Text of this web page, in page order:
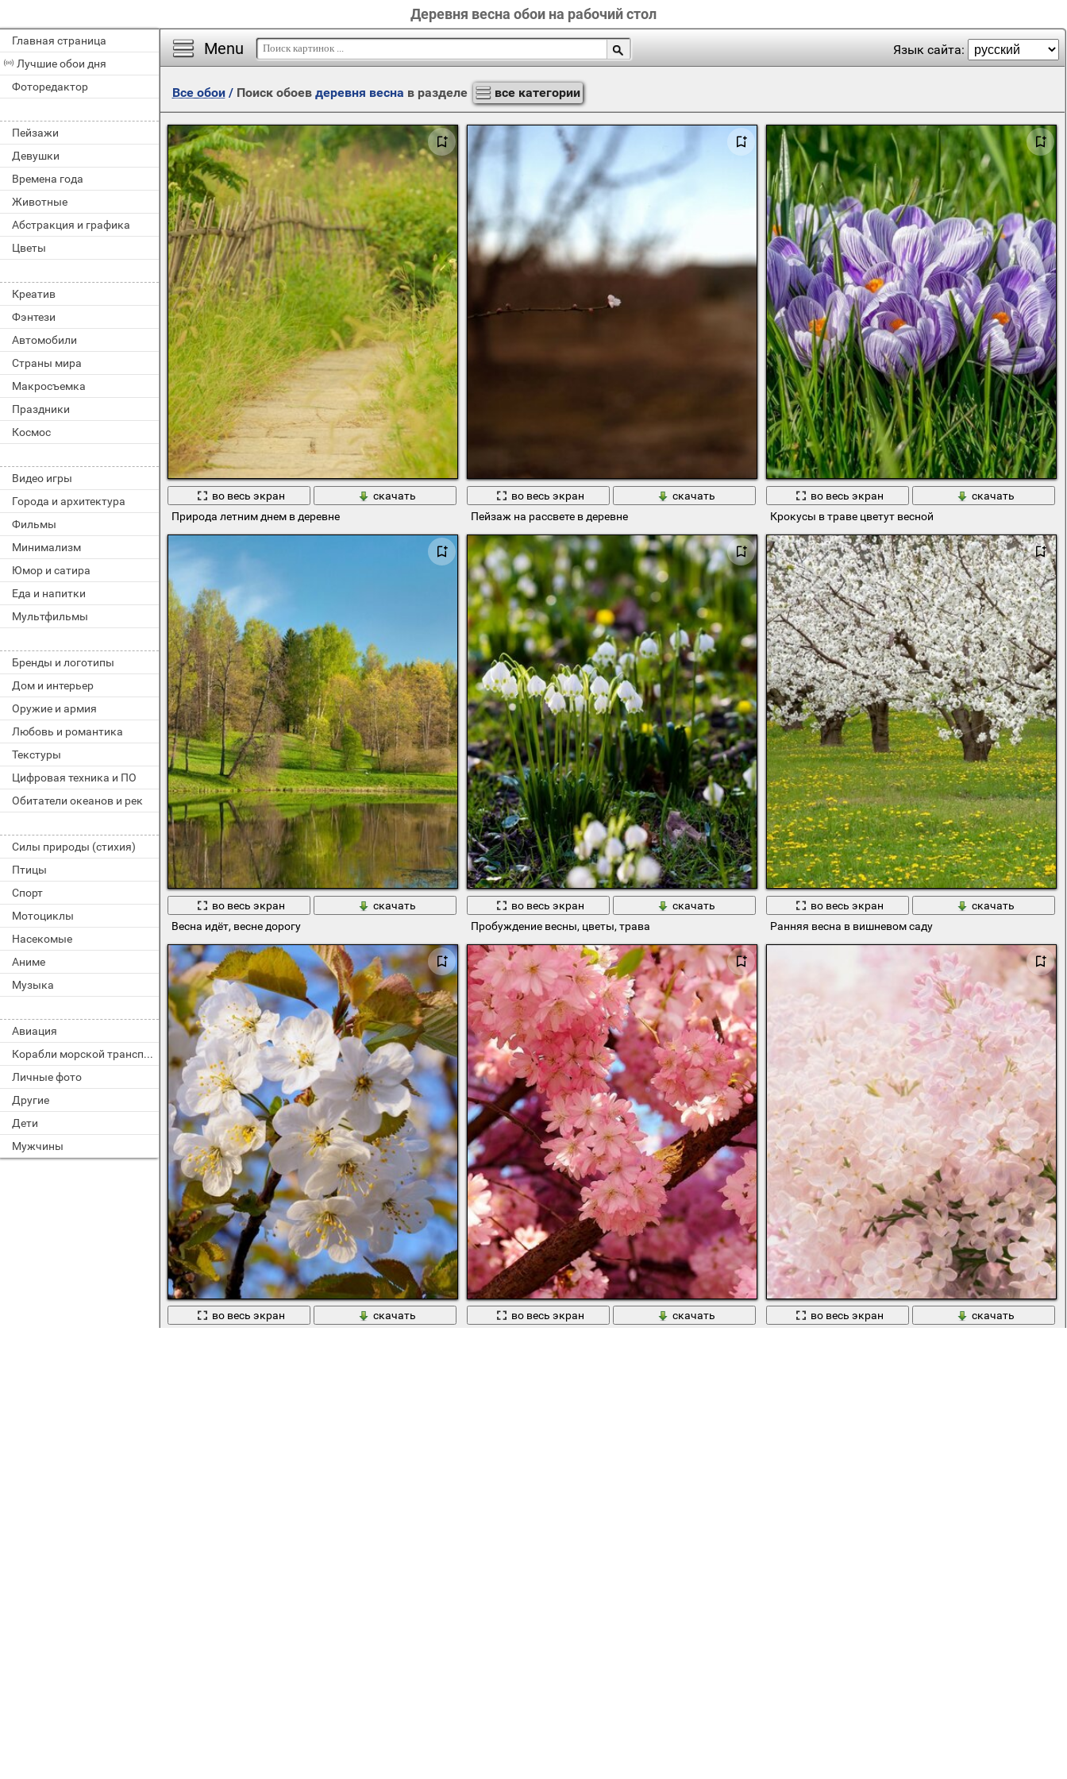
Деревня весна обои на рабочий стол
Главная страница
Лучшие обои дня
Фоторедактор
Пейзажи
Девушки
Времена года
Животные
Абстракция и графика
Цветы
Креатив
Фэнтези
Автомобили
Страны мира
Макросъемка
Праздники
Космос
Видео игры
Города и архитектура
Фильмы
Минимализм
Юмор и сатира
Еда и напитки
Мультфильмы
Бренды и логотипы
Дом и интерьер
Оружие и армия
Любовь и романтика
Текстуры
Цифровая техника и ПО
Обитатели океанов и рек
Силы природы (стихия)
Птицы
Спорт
Мотоциклы
Насекомые
Аниме
Музыка
Авиация
Корабли морской транспорт
Личные фото
Другие
Дети
Мужчины
Menu Язык сайта:
Все обои/ Поиск обоев деревня весна в разделе все категории
во весь экран
скачать
Природа летним днем в деревне
во весь экран
скачать
Пейзаж на рассвете в деревне
во весь экран
скачать
Крокусы в траве цветут весной
во весь экран
скачать
Весна идёт, весне дорогу
во весь экран
скачать
Пробуждение весны, цветы, трава
во весь экран
скачать
Ранняя весна в вишневом саду
во весь экран
скачать
во весь экран
скачать
во весь экран
скачать